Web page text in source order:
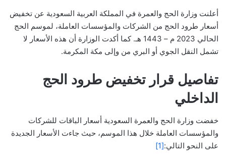
أعلنت وزارة الحج والعمرة في المملكة العربية السعودية عن تخفيض
أسعار طرود الحج من الشركات والمؤسسات العاملة، لموسم الحج
الحالي 2023 م – 1443 هـ. كما أكدت الوزارة أن هذه الأسعار لا
تشمل النقل الجوي أو البري من وإلى مكة المكرمة.
تفاصيل قرار تخفيض طرود الحج
الداخلي
خفضت وزارة الحج والعمرة السعودية أسعار الباقات للشركات
والمؤسسات العاملة خلال هذا الموسم، حيث جاءت الأسعار الجديدة
على النحو التالي:[1]